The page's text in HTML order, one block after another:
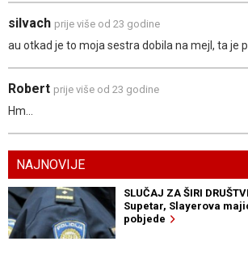
silvach prije više od 23 godine
au otkad je to moja sestra dobila na mejl, ta je
Robert prije više od 23 godine
Hm...
NAJNOVIJE
SLUČAJ ZA ŠIRI
Supetar, Slayerova
pobjede